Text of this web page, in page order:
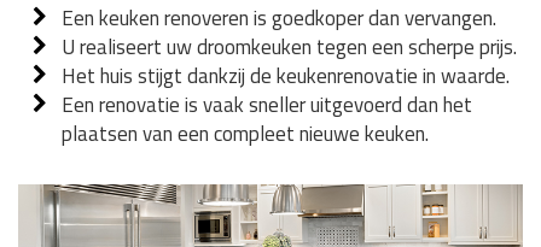
Een keuken renoveren is goedkoper dan vervangen.
U realiseert uw droomkeuken tegen een scherpe prijs.
Het huis stijgt dankzij de keukenrenovatie in waarde.
Een renovatie is vaak sneller uitgevoerd dan het
plaatsen van een compleet nieuwe keuken.